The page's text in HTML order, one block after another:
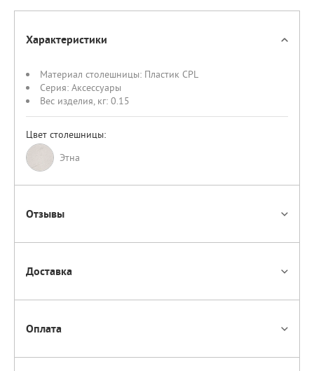
Характеристики
Материал столешницы: Пластик CPL
Серия: Аксессуары
Вес изделия, кг: 0.15
Цвет столешницы:
Этна
Отзывы
Доставка
Оплата